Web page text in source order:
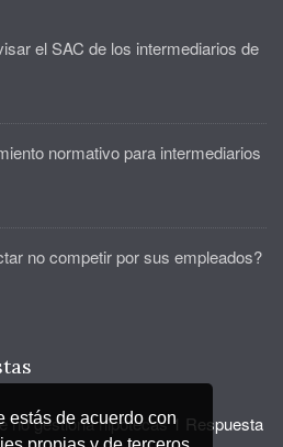
estás de acuerdo con
el SAC de los intermediarios de
normativo para intermediarios
no competir por sus empleados?
no gestiona hipotecas 1 Respuesta